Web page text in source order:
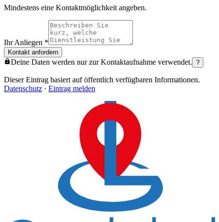
Mindestens eine Kontaktmöglichkeit angeben.
Ihr Anliegen *
Kontakt anfordern
Deine Daten werden nur zur Kontaktaufnahme verwendet. ?
Dieser Eintrag basiert auf öffentlich verfügbaren Informationen.
Datenschutz · Eintrag melden